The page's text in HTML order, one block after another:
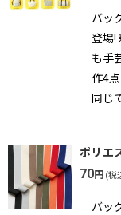
バッ
登場!
も手
作4
同じ
ポリエ
70円 (税
バッ